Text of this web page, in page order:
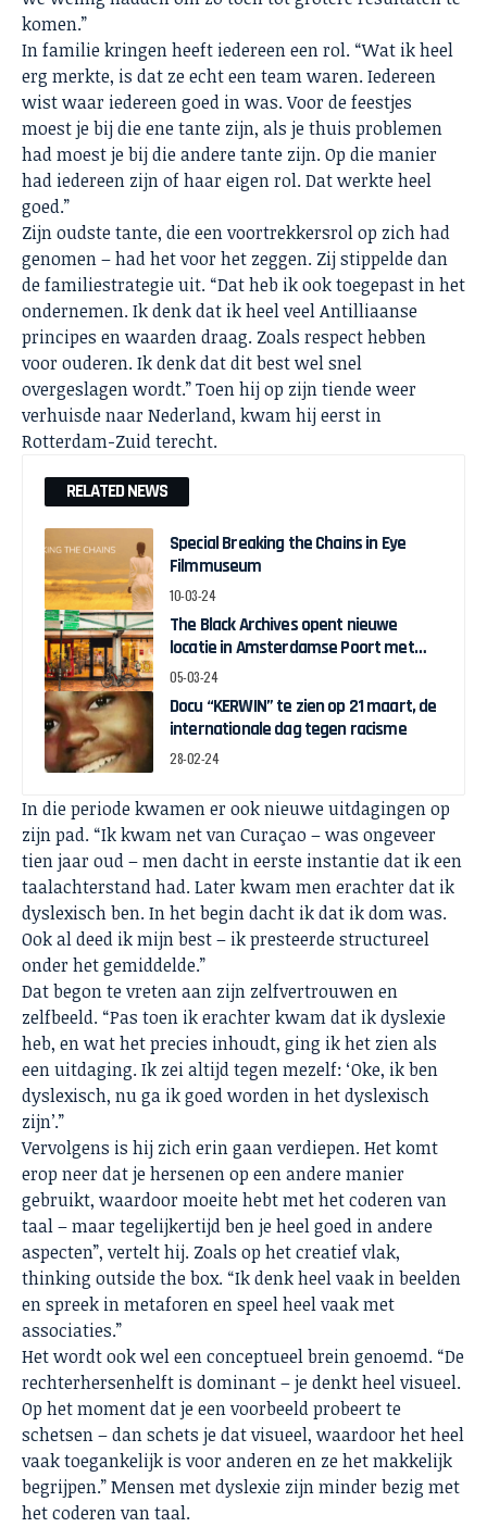
komen.”
In familie kringen heeft iedereen een rol. “Wat ik heel
erg merkte, is dat ze echt een team waren. Iedereen
wist waar iedereen goed in was. Voor de feestjes
moest je bij die ene tante zijn, als je thuis problemen
had moest je bij die andere tante zijn. Op die manier
had iedereen zijn of haar eigen rol. Dat werkte heel
goed.”
Zijn oudste tante, die een voortrekkersrol op zich had
genomen – had het voor het zeggen. Zij stippelde dan
de familiestrategie uit. “Dat heb ik ook toegepast in het
ondernemen. Ik denk dat ik heel veel Antilliaanse
principes en waarden draag. Zoals respect hebben
voor ouderen. Ik denk dat dit best wel snel
overgeslagen wordt.” Toen hij op zijn tiende weer
verhuisde naar Nederland, kwam hij eerst in
Rotterdam-Zuid terecht.
RELATED NEWS
Special Breaking the Chains in Eye
Filmmuseum
10-03-24
The Black Archives opent nieuwe
locatie in Amsterdamse Poort met
pop-up expo over Ghanese
05-03-24
Docu “KERWIN” te zien op 21 maart, de
internationale dag tegen racisme
28-02-24
In die periode kwamen er ook nieuwe uitdagingen op
zijn pad. “Ik kwam net van Curaçao – was ongeveer
tien jaar oud – men dacht in eerste instantie dat ik een
taalachterstand had. Later kwam men erachter dat ik
dyslexisch ben. In het begin dacht ik dat ik dom was.
Ook al deed ik mijn best – ik presteerde structureel
onder het gemiddelde.”
Dat begon te vreten aan zijn zelfvertrouwen en
zelfbeeld. “Pas toen ik erachter kwam dat ik dyslexie
heb, en wat het precies inhoudt, ging ik het zien als
een uitdaging. Ik zei altijd tegen mezelf: ‘Oke, ik ben
dyslexisch, nu ga ik goed worden in het dyslexisch
zijn’.”
Vervolgens is hij zich erin gaan verdiepen. Het komt
erop neer dat je hersenen op een andere manier
gebruikt, waardoor moeite hebt met het coderen van
taal – maar tegelijkertijd ben je heel goed in andere
aspecten”, vertelt hij. Zoals op het creatief vlak,
thinking outside the box. “Ik denk heel vaak in beelden
en spreek in metaforen en speel heel vaak met
associaties.”
Het wordt ook wel een conceptueel brein genoemd. “De
rechterhersenhelft is dominant – je denkt heel visueel.
Op het moment dat je een voorbeeld probeert te
schetsen – dan schets je dat visueel, waardoor het heel
vaak toegankelijk is voor anderen en ze het makkelijk
begrijpen.” Mensen met dyslexie zijn minder bezig met
het coderen van taal.